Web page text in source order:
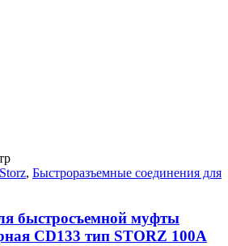
, Быстроразъемные соединения для
быстросъемной муфты
СD133 тип STORZ 100A